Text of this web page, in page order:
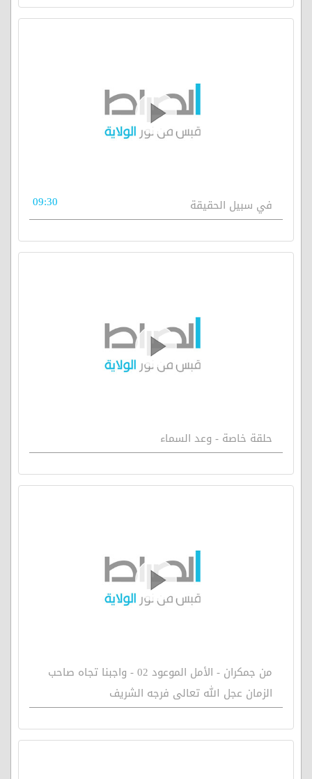
في سبيل الحقيقة 09:30
حلقة خاصة - وعد السماء
من جمكران - الأمل الموعود 02 - واجبنا تجاه صاحب
الزمان عجل الله تعالى فرجه الشريف